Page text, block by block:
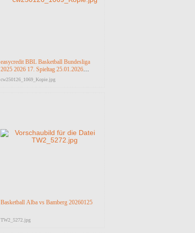
easycredit BBL Basketball Bundesliga
2025 2026 17. Spieltag 25.01.2026
Science City Jena vs RASTA Vechta
cw250126_1069_Kopie.jpg
Basketball Alba vs Bamberg 20260125
TW2_5272.jpg